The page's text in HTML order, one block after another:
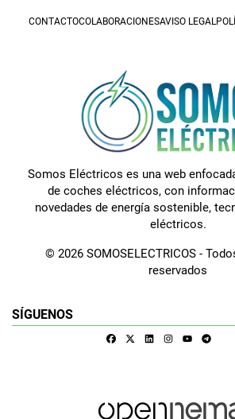
CONTACTOCOLABORACIONESAVISO LEGAL
Somos Eléctricos es una web
de coches eléctricos, con
novedades de energía sostenible,
eléctricos.
© 2026 SOMOSELECTRICOS -
reservados
SÍGUENOS
FacebookLinkedinInstagram